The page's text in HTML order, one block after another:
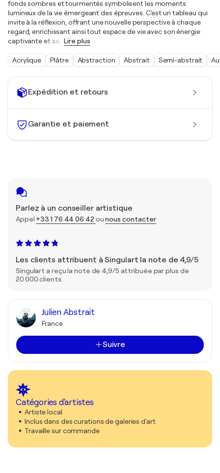
Expédition et retours
Garantie et paiement
Parlez à un conseiller artistique
Appel +33 1 76 44 06 42 ounous contacter
Les clients attribuent à Singulart la note de 4,9/5
Singulart a reçu la note de 4,9/5 attribuée par plus de
20 000 clients.
Julien Abstrait
France
Suivre
Catégories d'artistes
Artiste local
Inclus dans des curations de galeries d'art
Travaille sur commande
fonds sombres et tourmentés symbolisent les moments
lumineux de la vie émergeant des épreuves. C'est un tableau qui
invite à la réflexion, offrant une nouvelle perspective à chaque
regard, enrichissant ainsi tout espace de vie avec son énergie
captivante et sa
Lire plus
Acrylique Plâtre Abstraction Abstrait Semi-abstrait